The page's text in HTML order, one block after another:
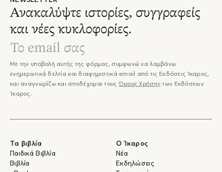
Ανακαλύψτε ιστορίες, συγγραφείς
και νέες κυκλοφορίες.
Με την υποβολή αυτής της φόρμας, συμφωνώ να λαμβάνω
ενημερωτικά δελτία και διαφημιστικά email από τις Εκδόσεις Ίκαρος,
και αναγνωρίζω και αποδέχομαι τους Όρους Χρήσης των Εκδόσεων
Ίκαρος.
Τα βιβλία
Παιδικά Βιβλία
Βιβλία
Ο Ίκαρος
Νέα
Εκδηλώσεις